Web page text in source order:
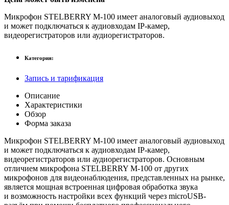
Микрофон STELBERRY M-100 имеет аналоговый аудиовыход
и может подключаться к аудиовходам IP-камер,
видеорегистраторов или аудиорегистраторов.
Категория:
Запись и тарификация
Описание
Характеристики
Обзор
Форма заказа
Микрофон STELBERRY M-100 имеет аналоговый аудиовыход
и может подключаться к аудиовходам IP-камер,
видеорегистраторов или аудиорегистраторов. Основным
отличием микрофона STELBERRY M-100 от других
микрофонов для видеонаблюдения, представленных на рынке,
является мощная встроенная цифровая обработка звука
и возможность настройки всех функций через microUSB-